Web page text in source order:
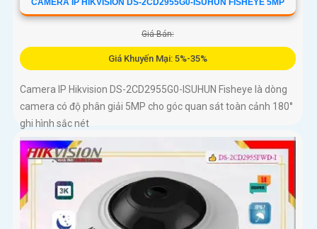
Giá Bán:
Giá Khuyến Mại: 5%-35%
Camera IP Hikvision DS-2CD2955G0-ISUHUN Fisheye là dòng
camera có độ phân giải 5MP cho góc quan sát toàn cảnh 180°
ghi hình sắc nét